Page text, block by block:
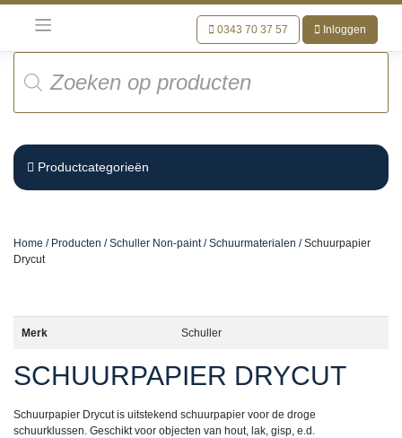
0343 70 37 57 Inloggen
Producten
Productcategorieën
Home / Producten /Schuller Non-paint/Schuurmaterialen / Schuurpapier
Drycut
Merk Schuller
SCHUURPAPIER DRYCUT
Schuurpapier Drycut is uitstekend schuurpapier voor de droge
schuurklussen. Geschikt voor objecten van hout, lak, gisp, e.d.